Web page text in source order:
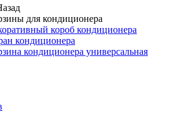
для кондиционера
короб кондиционера
кондиционера
кондиционера универсальная